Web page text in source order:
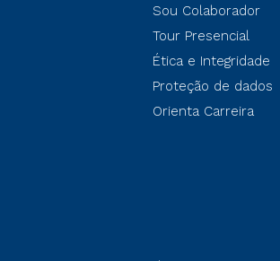
Sou Colaborador
Tour Presencial
Ética e Integridade
Proteção de dados
Orienta Carreira